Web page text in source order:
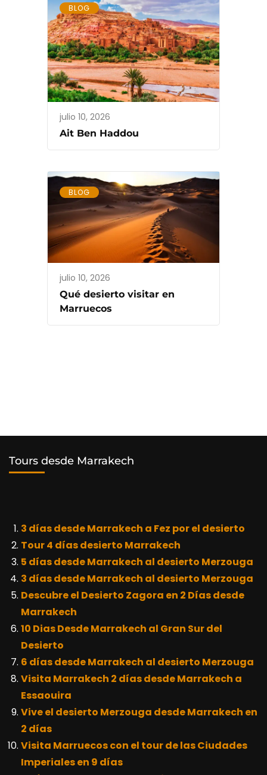
BLOG
julio 10, 2026
Ait Ben Haddou
BLOG
julio 10, 2026
Qué desierto visitar en
Marruecos
Tours desde Marrakech
3 días desde Marrakech a Fez por el desierto
Tour 4 días desierto Marrakech
5 días desde Marrakech al desierto Merzouga
3 días desde Marrakech al desierto Merzouga
Descubre el Desierto Zagora en 2 Días desde
Marrakech
10 Dias Desde Marrakech al Gran Sur del
Desierto
6 días desde Marrakech al desierto Merzouga
Visita Marrakech 2 días desde Marrakech a
Essaouira
Vive el desierto Merzouga desde Marrakech en
2 días
Visita Marruecos con el tour de las Ciudades
Imperiales en 9 días